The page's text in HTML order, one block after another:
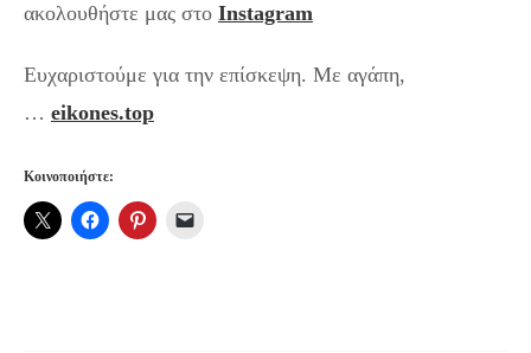
ακολουθήστε μας στο Instagram
Ευχαριστούμε για την επίσκεψη. Με αγάπη,
… eikones.top
Κοινοποιήστε: